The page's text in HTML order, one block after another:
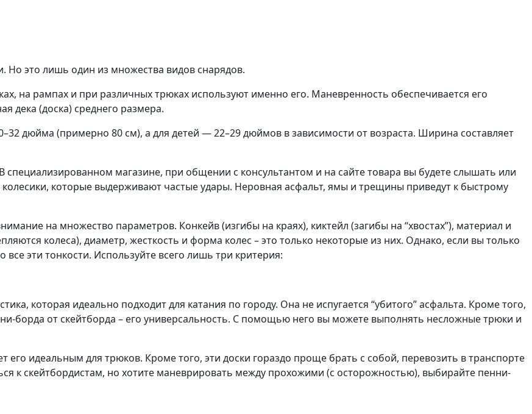
Но это лишь один из множества видов снарядов.
на рампах и при различных трюках используют именно его. Маневренность обеспечивается его
дека (доска) среднего размера.
дюйма (примерно 80 см), а для детей — 22–29 дюймов в зависимости от возраста. Ширина составляет
магазине, при общении с консультантом и на сайте товара вы будете слышать или
которые выдерживают частые удары. Неровная асфальт, ямы и трещины приведут к быстрому
на множество параметров. Конкейв (изгибы на краях), киктейл (загибы на “хвостах”), материал и
колеса), диаметр, жесткость и форма колес – это только некоторые из них. Однако, если вы только
эти тонкости. Используйте всего лишь три критерия:
которая идеально подходит для катания по городу. Она не испугается “убитого” асфальта. Кроме того,
борда от скейтборда – его универсальность. С помощью него вы можете выполнять несложные трюки и
его идеальным для трюков. Кроме того, эти доски гораздо проще брать с собой, перевозить в транспорте
к скейтбордистам, но хотите маневрировать между прохожими (с осторожностью), выбирайте пенни-